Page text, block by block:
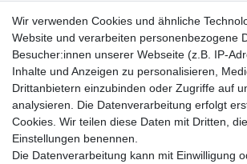
Wissenswertes
Marken und Hersteller
E-MAIL **
Newsletter
Honig
Hiermit bestätige ich, dass ich dieDaten­schutz­erklärung
Einwilligung kann ich jederzeit widerrufen.**
Wir verwenden Cookies und ähnliche
Website und verarbeiten personenbezogene
Besucher:innen unserer Webseite (z.B. IP-
Inhalte und Anzeigen zu personalisieren,
Drittanbietern einzubinden oder Zugriffe auf
analysieren. Die Datenverarbeitung erfolgt
Cookies. Wir teilen diese Daten mit Dritten,
Einstellungen benennen.
Die Datenverarbeitung kann mit Einwilligung